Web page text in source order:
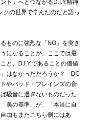
ト」へとつながるD.I.Y.精神
クの世界で学んだのだと語っ
ものに強烈な「NO」を突き
になることが、ここでは最
と、D.I.Y.であることの価値
」はなかっただろうか？ DC
やバッド・ブレインズの音
騒音に過ぎないものだった
美の基準」が、「本当に自
由もまたこちら側にはあ